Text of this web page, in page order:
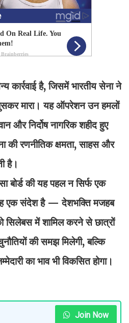
है, जिसमें भारतीय सेना ने
मारा। यह ऑपरेशन उन हमलों
और निर्दोष नागरिक शहीद हुए
की रणनीतिक क्षमता, साहस और
है।
बोर्ड की यह पहल न सिर्फ एक
एक संदेश है — देशभक्ति मजहब
में शामिल करने से छात्रों
की समझ मिलेगी, बल्कि
का भाव भी विकसित होगा।
Join Now